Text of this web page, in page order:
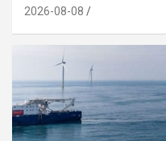
2026-08-08